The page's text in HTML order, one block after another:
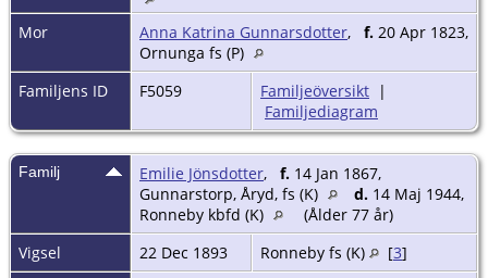
Mor Anna Katrina Gunnarsdotter, f. 20 Apr 1823,
Ornunga fs (P)
Familjens ID
F5059 Familjeöversikt |
Familjediagram
Familj Emilie Jönsdotter, f. 14 Jan 1867,
Gunnarstorp, Åryd, fs (K)
d. 14 Maj 1944,
Ronneby kbfd (K)
(Ålder 77 år)
Vigsel
22 Dec 1893 Ronneby fs (K) [3]